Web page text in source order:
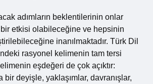
adımların beklentilerinin onlar
etkisi olabileceğine ve hepsinin
inanılmaktadır. Türk Dil
rasyonel kelimenin tam tersi
eşdeğeri de çok açıktır:
bir deyişle, yaklaşımlar, davranışlar,